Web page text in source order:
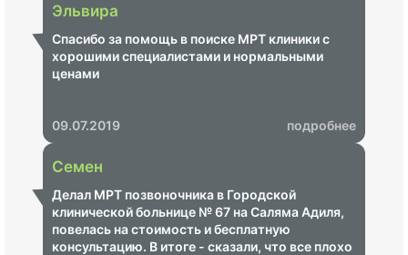
Эльвира
Спасибо за помощь в поиске МРТ клиники с
хорошими специалистами и нормальными
ценами
09.07.2019 подробнее
Семен
Делал МРТ позвоночника в Городской
клинической больнице № 67 на Саляма Адиля,
повелась на стоимость и бесплатную
консультацию. В итоге - сказали, что все плохо